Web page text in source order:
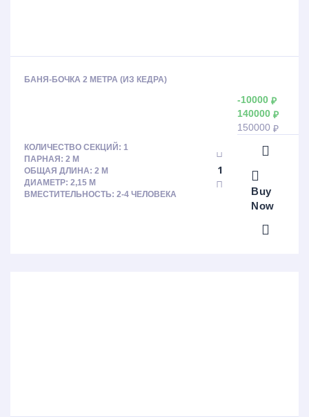
БАНЯ-БОЧКА 2 МЕТРА (ИЗ КЕДРА)
КОЛИЧЕСТВО СЕКЦИЙ: 1
ПАРНАЯ: 2 М
ОБЩАЯ ДЛИНА: 2 М
ДИАМЕТР: 2,15 М
ВМЕСТИТЕЛЬНОСТЬ: 2-4 ЧЕЛОВЕКА
-10000₽
140000₽
150000₽
Buy
Now